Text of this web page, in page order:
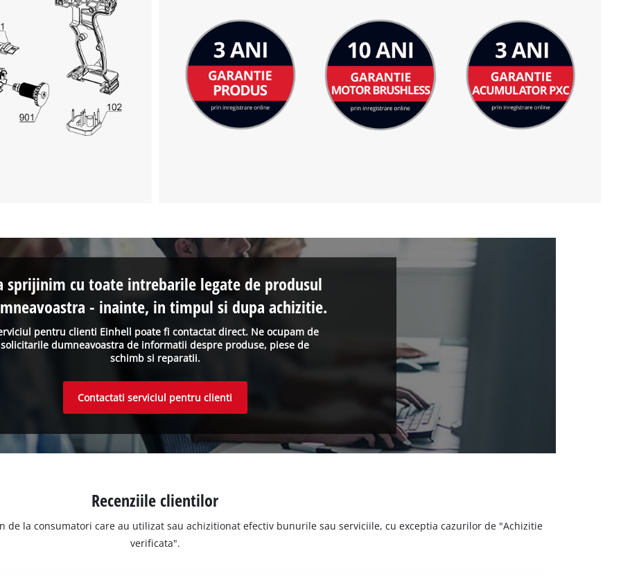
This content is not permitted to load due
to trackers that are not disclosed to the
visitor. The website owner needs to setup
the site with their CMP to add this content
to the list of technologies used.
Powered by
Usercentrics Consent
Management Platform
pentru clienti Einhell poate fi contactat direct. Ne ocupam de
solicitarile dumneavoastra de informatii despre produse, piese de
schimb si reparatii.
sprijinim cu toate intrebarile legate de produsul
- inainte, in timpul si dupa achizitie.
Contactati serviciul pentru clienti
Recenziile clientilor
de la consumatori care au utilizat sau achizitionat efectiv bunurile sau serviciile, cu exceptia cazurilor de "Achizitie
verificata".